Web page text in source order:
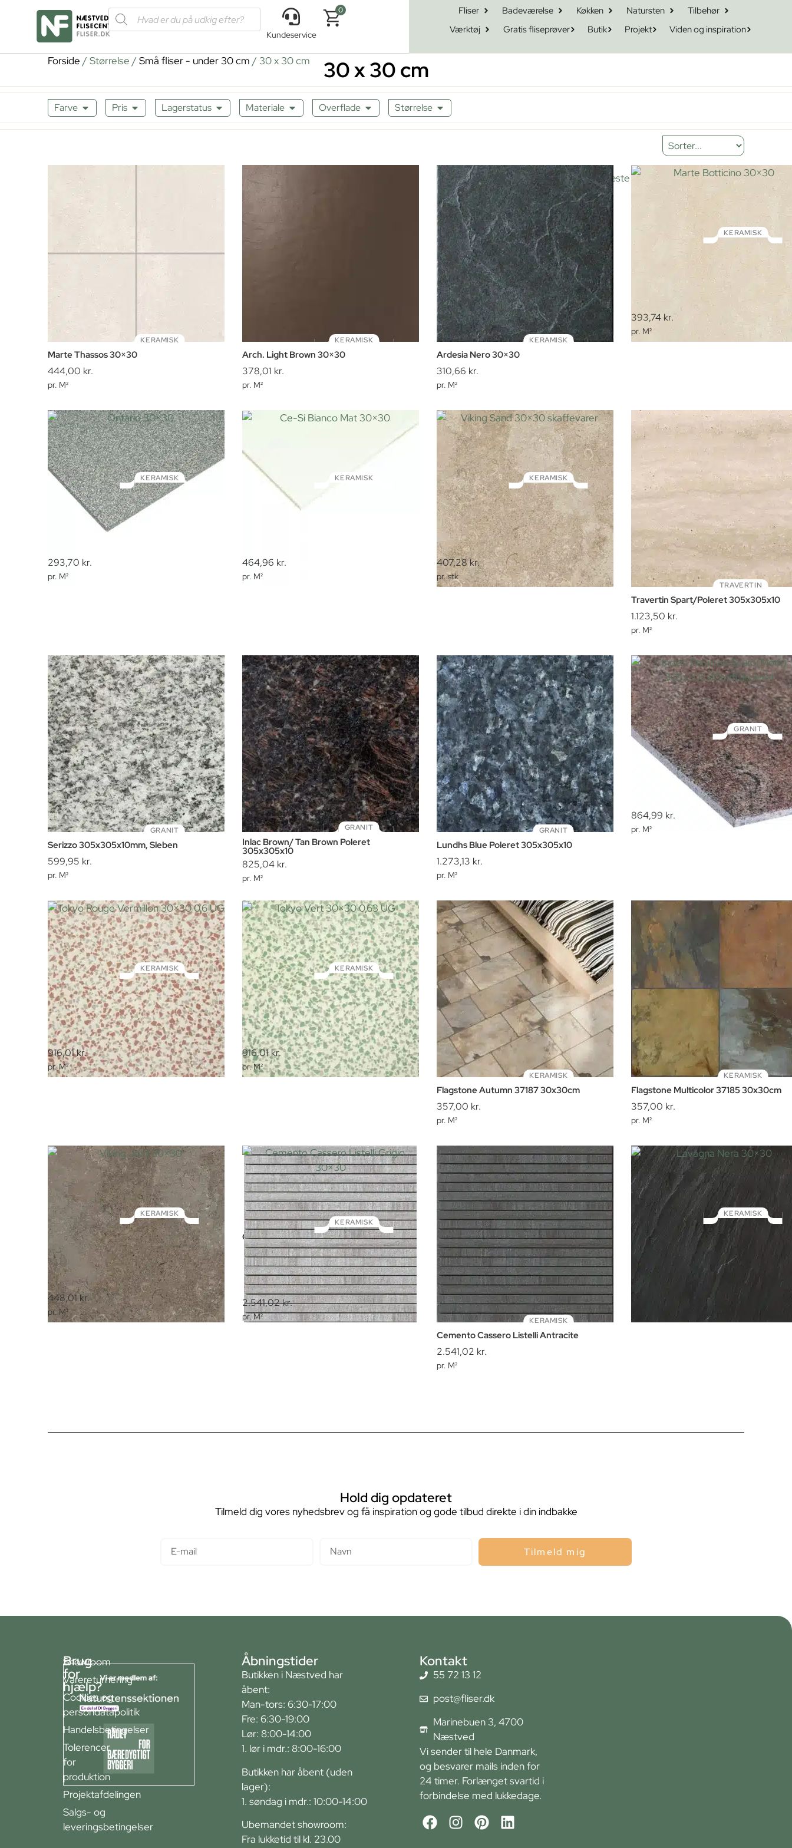
Kundeservice
0 Fliser Badeværelse Køkken Natursten
Tilbehør
Værktøj
Gratis fliseprøver Butik Projekt Viden og inspiration
Forside / Størrelse / Små fliser - under 30 cm / 30 x 30 cm 30 x 30 cm
Farve Pris Lagerstatus Materiale Overflade Størrelse
KERAMISK
Marte Thassos 30×30
444,00 kr.
pr. M²
KERAMISK
Arch. Light Brown 30×30
378,01 kr.
pr. M²
KERAMISK
Ardesia Nero 30×30
310,66 kr.
pr. M²
KERAMISK
Marte Botticino 30×30
393,74 kr.
pr. M²
KERAMISK
Ontario 30×30
293,70 kr.
pr. M²
KERAMISK
Ce-Si Bianco Mat 30×30
464,96 kr.
pr. M²
KERAMISK
Viking Sand 30×30 skaffevarer
407,28kr.
pr. stk
TRAVERTIN
Travertin Spart/Poleret 305x305x10
1.123,50 kr.
pr. M²
GRANIT
Serizzo 305x305x10mm, Sleben
599,95 kr.
pr. M²
GRANIT
Inlac Brown/ Tan Brown Poleret
305x305x10
825,04 kr.
pr. M²
GRANIT
Lundhs Blue Poleret 305x305x10
1.273,13 kr.
pr. M²
GRANIT
Indian Paradiso Scuro(Mørk)
305x305x10mm, Poleret
864,99 kr.
pr. M²
KERAMISK
Tokyo Rouge Vermillon 30×30 0,6 UG
916,01kr.
pr. M²
KERAMISK
Tokyo Vert 30×30 0,63 UG
916,01 kr.
pr. M²
KERAMISK
Flagstone Autumn 37187 30x30cm
357,00 kr.
pr. M²
KERAMISK
Flagstone Multicolor 37185 30x30cm
357,00 kr.
pr. M²
KERAMISK
Viking Jord 30×30
448,01 kr.
pr. M²
KERAMISK
Cemento Cassero Listelli Grigio 30×30
2.541,02kr.
pr. M² KERAMISK
Cemento Cassero Listelli Antracite
2.541,02 kr.
pr. M²
KERAMISK
Lavagna Nera 30×30
1 2 3 4 5 Næste
Tilbage
Hold dig opdateret
Tilmeld dig vores nyhedsbrev og få inspiration og gode tilbud direkte i din indbakke
Tilmeld mig
Brug
for
hjælp?
Showroom
Varereturnering
Cookies og
persondatapolitik
Handelsbetingelser
Tolerencer
for
produktion
Projektafdelingen
Salgs- og
leveringsbetingelser
Åbningstider
Butikken i Næstved har
åbent:
Man-tors: 6:30-17:00
Fre: 6:30-19:00
Lør: 8:00-14:00
1. lør i mdr.: 8:00-16:00
Butikken har åbent (uden
lager):
1. søndag i mdr.: 10:00-14:00
Ubemandet showroom:
Fra lukketid til kl. 23.00
Kontakt
55 72 13 12
post@fliser.dk
Marinebuen 3, 4700
Næstved
Vi sender til hele Danmark,
og besvarer mails inden for
24 timer. Forlænget svartid i
forbindelse med lukkedage.